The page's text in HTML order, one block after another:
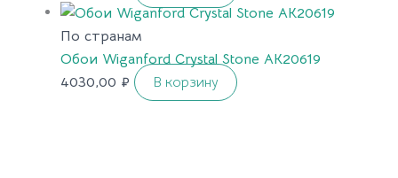
По странам
Обои Wiganford Crystal Stone AK20619
4030,00 ₽ В корзину